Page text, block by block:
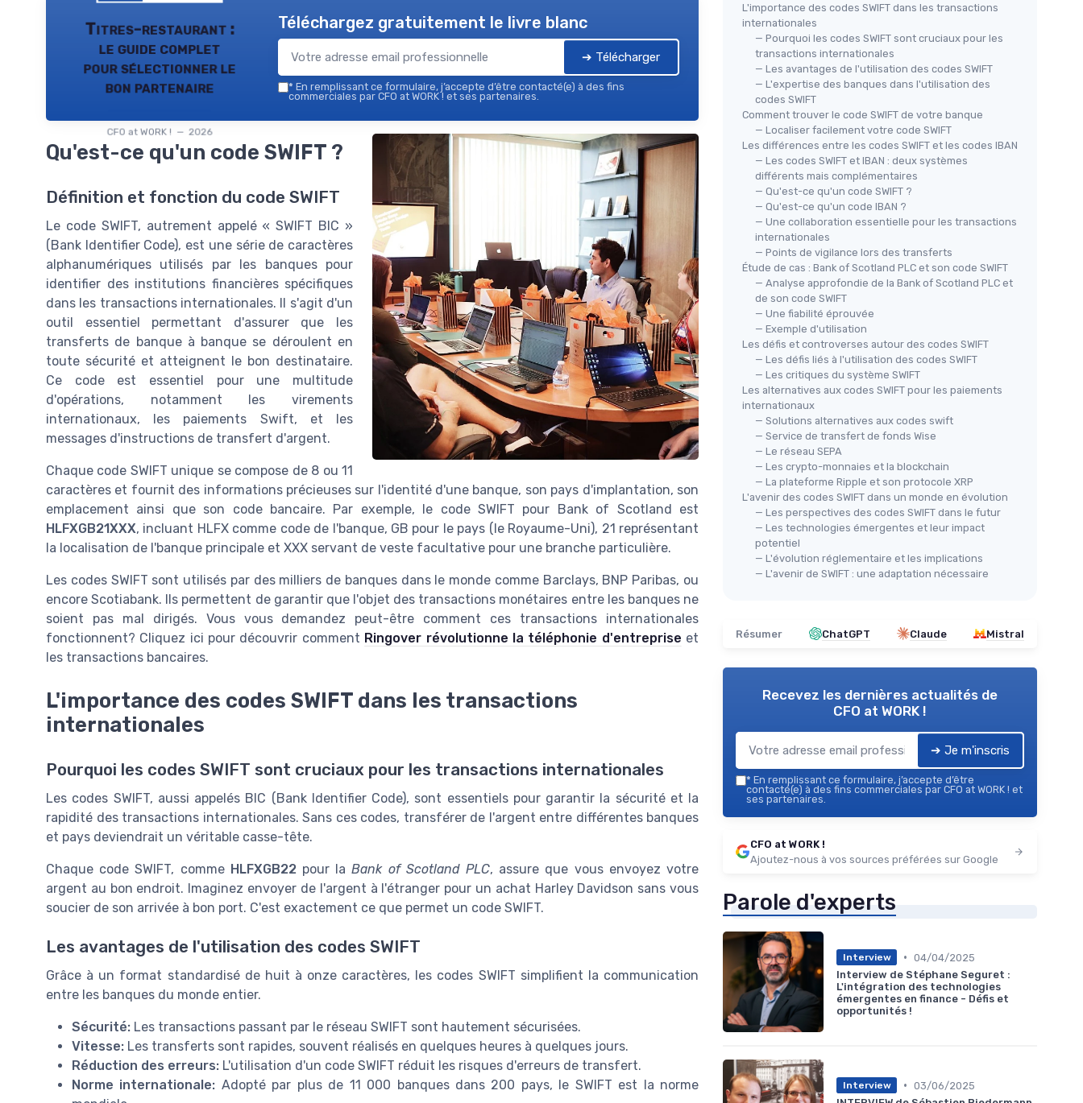
Titres-restaurant :
le guide complet
pour sélectionner le
bon partenaire
CFO at WORK ! — 2026
Téléchargez gratuitement le livre blanc
➔ Télécharger
* En remplissant ce formulaire, j’accepte d’être contacté(e) à des fins
commerciales par CFO at WORK ! et ses partenaires.
Qu'est-ce qu'un code SWIFT ?
Définition et fonction du code SWIFT
Le code SWIFT, autrement appelé « SWIFT BIC »
(Bank Identifier Code), est une série de caractères
alphanumériques utilisés par les banques pour
identifier des institutions financières spécifiques
dans les transactions internationales. Il s'agit d'un
outil essentiel permettant d'assurer que les
transferts de banqueà banque se déroulent en
toute sécurité et atteignent le bon destinataire.
Ce code est essentiel pour une multitude
d'opérations, notamment les virements
internationaux, les paiements Swift, et les
messages d'instructions de transfert d'argent.
Chaque code SWIFT unique se compose de 8 ou 11
caractères et fournit des informations précieuses sur l'identité d'une banque, son pays d'implantation, son
emplacement ainsi que son codebancaire. Par exemple, le code SWIFT pour Bank of Scotland est
HLFXGB21XXX, incluant HLFX comme code de l'banque, GB pour le pays (le Royaume-Uni), 21 représentant
la localisation de l'banque principale et XXX servant de veste facultative pour une branche particulière.
Les codes SWIFT sont utilisés par des milliers de banques dans le monde comme Barclays, BNP Paribas, ou
encore Scotiabank. Ils permettent de garantir que l'objet des transactions monétaires entre les banques ne
soient pas mal dirigés. Vous vous demandez peut-être comment ces transactions internationales
fonctionnent? Cliquez ici pour découvrir comment Ringover révolutionne la téléphonie d'entreprise et
les transactions bancaires.
L'importance des codes SWIFT dans les transactions
internationales
Pourquoi les codes SWIFT sont cruciaux pour les transactions internationales
Les codes SWIFT, aussi appelés BIC (Bank Identifier Code), sont essentiels pour garantir la sécurité et la
rapidité des transactions internationales. Sans ces codes, transférer de l'argent entre différentes banques
et pays deviendrait un véritable casse-tête.
Chaque code SWIFT, comme HLFXGB22 pour laBank of Scotland PLC, assure que vous envoyez votre
argent au bon endroit. Imaginez envoyer de l'argent à l'étranger pour un achat Harley Davidson sans vous
soucier de son arrivée à bon port. C'est exactement ce que permet un code SWIFT.
Les avantages de l'utilisation des codes SWIFT
Grâce à un format standardisé de huit à onze caractères, les codes SWIFT simplifient la communication
entre les banques du monde entier.
Sécurité: Les transactions passant par le réseau SWIFT sont hautement sécurisées.
Vitesse: Les transferts sont rapides, souvent réalisés en quelques heures à quelques jours.
Réduction des erreurs: L'utilisation d'un code SWIFT réduit les risques d'erreurs de transfert.
Norme internationale: Adopté par plus de 11 000 banques dans 200 pays, le SWIFT est la norme
L'importance des codes SWIFT dans les transactions
internationales
— Pourquoi les codes SWIFT sont cruciaux pour les
transactions internationales
— Les avantages de l'utilisation des codes SWIFT
— L'expertise des banques dans l'utilisation des
codes SWIFT
Comment trouver le code SWIFT de votre banque
— Localiser facilement votre code SWIFT
Les différences entre les codes SWIFT et les codes IBAN
— Les codes SWIFT et IBAN : deux systèmes
différents mais complémentaires
— Qu'est-ce qu'un code SWIFT ?
— Qu'est-ce qu'un code IBAN ?
— Une collaboration essentielle pour les transactions
internationales
— Points de vigilance lors des transferts
Étude de cas : Bank of Scotland PLC et son code SWIFT
— Analyse approfondie de la Bank of Scotland PLC et
de son code SWIFT
— Une fiabilité éprouvée
— Exemple d'utilisation
Les défis et controverses autour des codes SWIFT
— Les défis liés à l'utilisation des codes SWIFT
— Les critiques du système SWIFT
Les alternatives aux codes SWIFT pour les paiements
internationaux
— Solutions alternatives aux codes swift
— Service de transfert de fonds Wise
— Le réseau SEPA
— Les crypto-monnaies et la blockchain
— La plateforme Ripple et son protocole XRP
L'avenir des codes SWIFT dans un monde en évolution
— Les perspectives des codes SWIFT dans le futur
— Les technologies émergentes et leur impact
potentiel
— L'évolution réglementaire et les implications
— L'avenir de SWIFT : une adaptation nécessaire
Résumer ChatGPT Claude Mistral
Recevez les dernières actualités de
CFO at WORK !
➔ Je m'inscris
* En remplissant ce formulaire, j’accepte d’être
contacté(e) à des fins commerciales par CFO at WORK ! et
ses partenaires.
CFO at WORK !
Ajoutez-nous à vos sources préférées sur Google
Parole d'experts
Interview • 04/04/2025
Interview de Stéphane Seguret :
L'intégration des technologies
émergentes en finance - Défis et
opportunités !
Interview • 03/06/2025